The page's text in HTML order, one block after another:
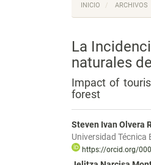
INICIO ARCHIVOS
La
naturales
Impact of
forest
Steven Ivan Olvera
Universidad Técnica
https://orcid.org/